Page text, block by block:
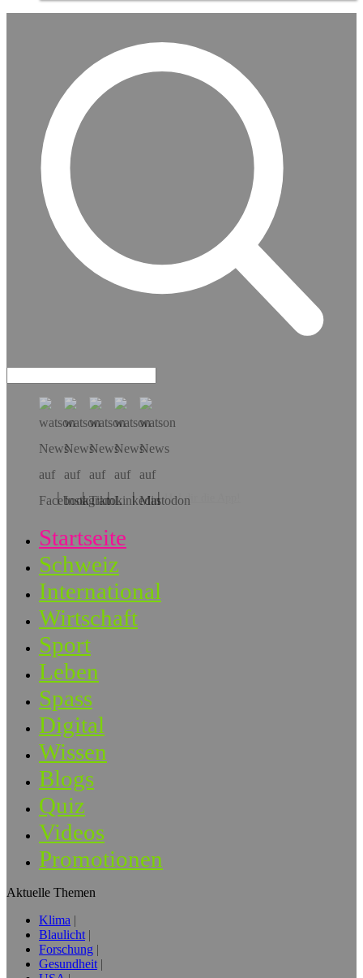
Hol dir die App!
Startseite
Schweiz
International
Wirtschaft
Sport
Leben
Spass
Digital
Wissen
Blogs
Quiz
Videos
Promotionen
Aktuelle Themen
Klima
Blaulicht
Forschung
Gesundheit